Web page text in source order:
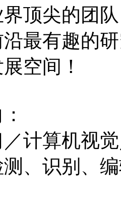
顶尖的团
最有趣的
空间！
计算机视
、识别、